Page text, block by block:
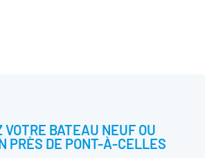
VOTRE BATEAU NEUF OU
PRÈS DE PONT-À-CELLES